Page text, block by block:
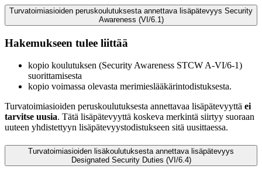
Turvatoimiasioiden peruskoulutuksesta annettava lisäpätevyys Security
Awareness (VI/6.1)
Hakemukseen tulee liittää
kopio koulutuksen (Security Awareness STCW A-VI/6-1)
suorittamisesta
kopio voimassa olevasta merimieslääkärintodistuksesta.
Turvatoimiasioiden peruskoulutuksesta annettavaa lisäpätevyyttä ei
tarvitse uusia. Tätä lisäpätevyyttä koskeva merkintä siirtyy suoraan
uuteen yhdistettyyn lisäpätevyystodistukseen sitä uusittaessa.
Turvatoimiasioiden lisäkoulutuksesta annettava lisäpätevyys
Designated Security Duties (VI/6.4)